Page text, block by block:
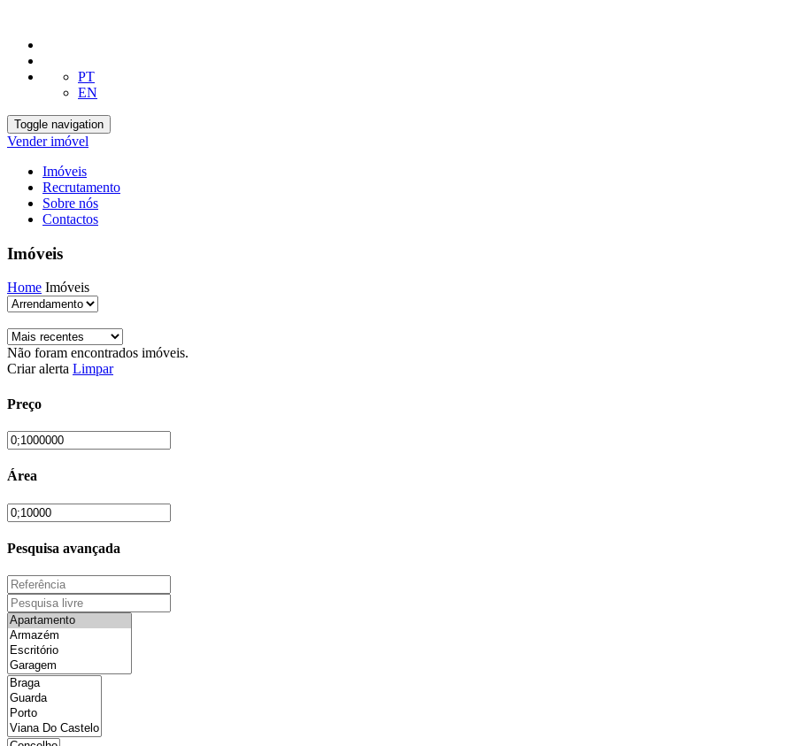
PT
EN
Toggle navigation
Vender imóvel
Imóveis
Recrutamento
Sobre nós
Contactos
Imóveis
Home Imóveis
Não foram encontrados imóveis.
Criar alerta Limpar
Preço
Área
Pesquisa avançada